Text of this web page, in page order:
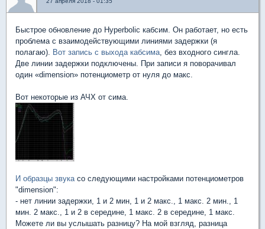
Быстрое обновление до Hyperbolic кабсим. Он работает, но есть
проблема с взаимодействующими линиями задержки (я
полагаю). Вот запись с выхода кабсимa, без входного сингла.
Две линии задержки подключены. При записи я поворачивал
один «dimension» потенциометр от нуля до макс.
Вот некоторые из АЧХ от сима.
И образцы звукасо следующими настройками потенциометров
"dimension":
- нет линии задержки, 1 и 2 мин, 1 и 2 макс., 1 макс. 2 мин., 1
мин. 2 макс., 1 и 2 в середине, 1 макс. 2 в середине, 1 макс.
Можете ли вы услышать разницу? На мой взгляд, разница